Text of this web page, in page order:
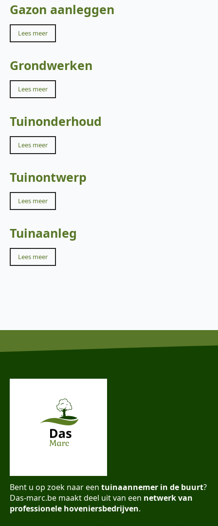
Gazon aanleggen
Lees meer
Grondwerken
Lees meer
Tuinonderhoud
Lees meer
Tuinontwerp
Lees meer
Tuinaanleg
Lees meer
Bent u op zoek naar een tuinaannemer in de buurt?
Das-marc.be maakt deel uit van een netwerk van
professionele hoveniersbedrijven.